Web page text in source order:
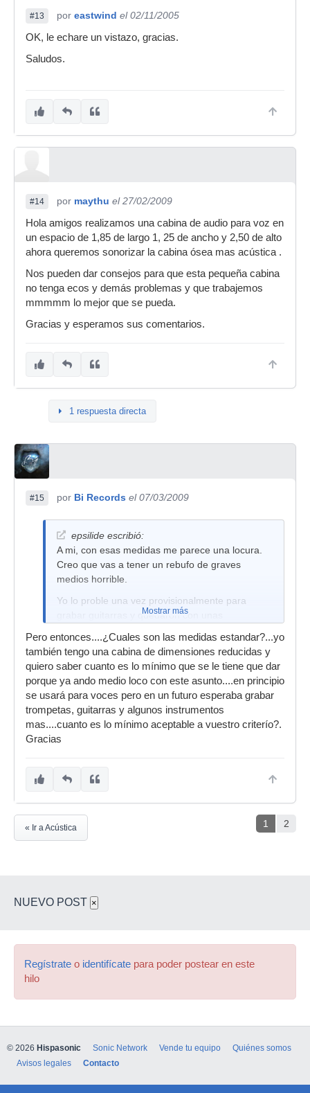
#13 por eastwind el 02/11/2005
OK, le echare un vistazo, gracias.
Saludos.
#14 por maythu el 27/02/2009
Hola amigos realizamos una cabina de audio para voz en
un espacio de 1,85 de largo 1, 25 de ancho y 2,50 de alto
ahora queremos sonorizar la cabina ósea mas acústica .
Nos pueden dar consejos para que esta pequeña cabina
no tenga ecos y demás problemas y que trabajemos
mmmmm lo mejor que se pueda.
Gracias y esperamos sus comentarios.
1 respuesta directa
#15 por Bi Records el 07/03/2009
epsilide escribió:
A mi, con esas medidas me parece una locura.
Creo que vas a tener un rebufo de graves
medios horrible.
Yo lo proble una vez provisionalmente para
grabar guitarras y quedaron con unas
estaba grabando en un cajón!!! Lo curioso es
que según la medida que contruí la cabina y
para guitarras el pico lo tenía en 200 Hz y lo
pude capar con EQ. Al final no quedó tan mal...
Intenta calcular las medidas mínimas para que
las estacionarias no te aruinen la pista, que no
interfieran en las frecuencias fundamentales de
Pero de todas formas, es que yo creo que ni
que va a pasar...
Mostrar más
Pero entonces....¿Cuales son las medidas estandar?...yo
también tengo una cabina de dimensiones reducidas y
quiero saber cuanto es lo mínimo que se le tiene que dar
porque ya ando medio loco con este asunto....en principio
se usará para voces pero en un futuro esperaba grabar
trompetas, guitarras y algunos instrumentos
mas....cuanto es lo mínimo aceptable a vuestro criterío?.
Gracias
1 2
« Ir a Acústica
NUEVO POST ×
Regístrate o identifícate para poder postear en este
hilo
© 2026 Hispasonic Sonic Network Vende tu equipo
Quiénes somos
Avisos legales
Contacto